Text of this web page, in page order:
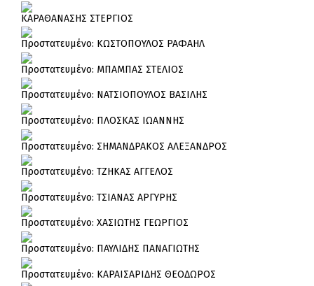
ΚΑΡΑΘΑΝΑΣΗΣ ΣΤΕΡΓΙΟΣ
Πρoστατευμένο: ΚΩΣΤΟΠΟΥΛΟΣ ΡΑΦΑΗΛ
Πρoστατευμένο: ΜΠΑΜΠΑΣ ΣΤΕΛΙΟΣ
Πρoστατευμένο: ΝΑΤΣΙΟΠΟΥΛΟΣ ΒΑΣΙΛΗΣ
Πρoστατευμένο: ΠΛΟΣΚΑΣ ΙΩΑΝΝΗΣ
Πρoστατευμένο: ΣΗΜΑΝΔΡΑΚΟΣ ΑΛΕΞΑΝΔΡΟΣ
Πρoστατευμένο: ΤΖΗΚΑΣ ΑΓΓΕΛΟΣ
Πρoστατευμένο: ΤΣΙΑΝΑΣ ΑΡΓΥΡΗΣ
Πρoστατευμένο: ΧΑΣΙΩΤΗΣ ΓΕΩΡΓΙΟΣ
Πρoστατευμένο: ΠΑΥΛΙΔΗΣ ΠΑΝΑΓΙΩΤΗΣ
Πρoστατευμένο: ΚΑΡΑΙΣΑΡΙΔΗΣ ΘΕΟΔΩΡΟΣ